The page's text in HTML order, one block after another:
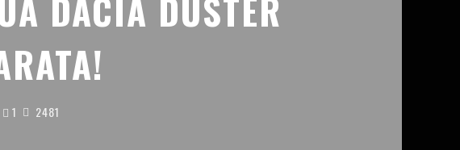
DACIA DUSTER
1 2481